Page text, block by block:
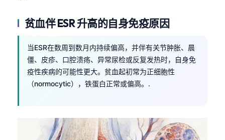
贫血伴 ESR 升高的自身免疫原因
当ESR在数周到数月内持续偏高，并伴有关节肿胀、晨
僵、皮疹、口腔溃疡、异常尿检或反复发热时，自身免
疫性疾病的可能性更大。贫血起初常为正细胞性
（normocytic），铁蛋白正常或偏高。.